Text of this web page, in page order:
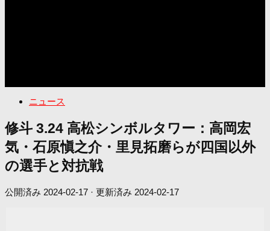
ニュース
修斗 3.24 高松シンボルタワー：高岡宏
気・石原愼之介・里見拓磨らが四国以外
の選手と対抗戦
公開済み 2024-02-17 · 更新済み 2024-02-17